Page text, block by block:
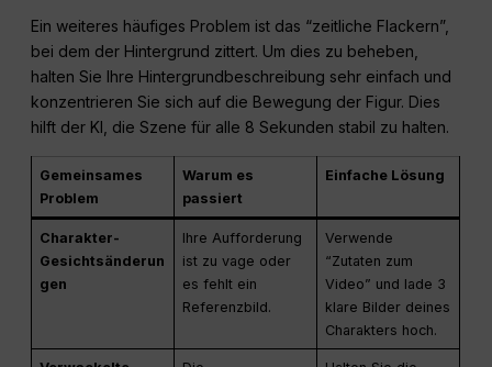
Ein weiteres häufiges Problem ist das “zeitliche Flackern”,
bei dem der Hintergrund zittert. Um dies zu beheben,
halten Sie Ihre Hintergrundbeschreibung sehr einfach und
konzentrieren Sie sich auf die Bewegung der Figur. Dies
hilft der KI, die Szene für alle 8 Sekunden stabil zu halten.
Gemeinsames
Problem
Warum es
passiert
Einfache Lösung
Charakter-
Gesichtsänderun
gen
Ihre Aufforderung
ist zu vage oder
es fehlt ein
Referenzbild.
Verwende
“Zutaten zum
Video” und lade 3
klare Bilder deines
Charakters hoch.